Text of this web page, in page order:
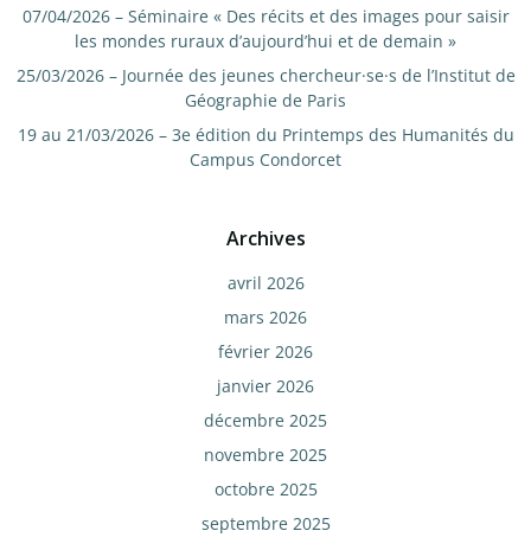
07/04/2026 – Séminaire « Des récits et des images pour saisir
les mondes ruraux d’aujourd’hui et de demain »
25/03/2026 – Journée des jeunes chercheur·se·s de l’Institut de
Géographie de Paris
19 au 21/03/2026 – 3e édition du Printemps des Humanités du
Campus Condorcet
Archives
avril 2026
mars 2026
février 2026
janvier 2026
décembre 2025
novembre 2025
octobre 2025
septembre 2025